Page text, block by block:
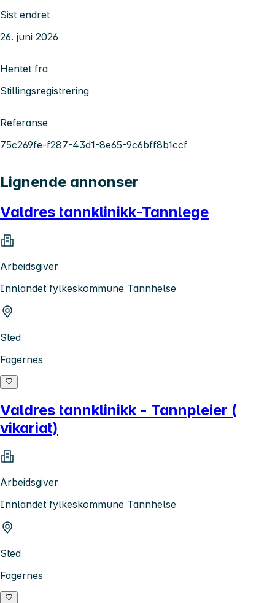
Sist endret
26. juni 2026
Hentet fra
Stillingsregistrering
Referanse
75c269fe-f287-43d1-8e65-9c6bff8b1ccf
Lignende annonser
Valdres tannklinikk-Tannlege
Arbeidsgiver
Innlandet fylkeskommune Tannhelse
Sted
Fagernes
Valdres tannklinikk - Tannpleier (
vikariat)
Arbeidsgiver
Innlandet fylkeskommune Tannhelse
Sted
Fagernes